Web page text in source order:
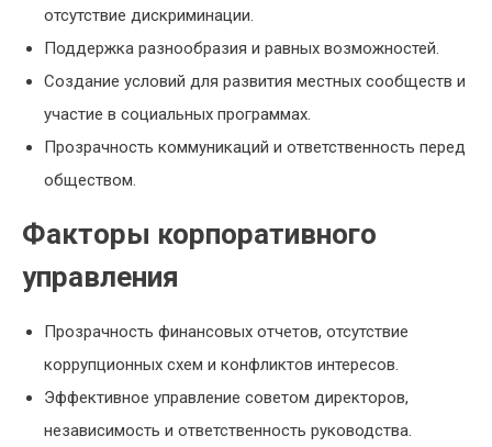
отсутствие дискриминации.
Поддержка разнообразия и равных возможностей.
Создание условий для развития местных сообществ и
участие в социальных программах.
Прозрачность коммуникаций и ответственность перед
обществом.
Факторы корпоративного
управления
Прозрачность финансовых отчетов, отсутствие
коррупционных схем и конфликтов интересов.
Эффективное управление советом директоров,
независимость и ответственность руководства.